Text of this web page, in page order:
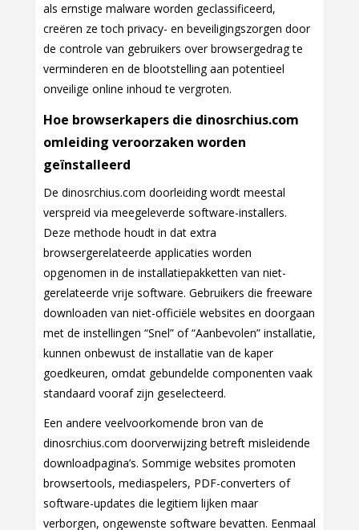
als ernstige malware worden geclassificeerd,
creëren ze toch privacy- en beveiligingszorgen door
de controle van gebruikers over browsergedrag te
verminderen en de blootstelling aan potentieel
onveilige online inhoud te vergroten.
Hoe browserkapers die dinosrchius.com
omleiding veroorzaken worden
geïnstalleerd
De dinosrchius.com doorleiding wordt meestal
verspreid via meegeleverde software-installers.
Deze methode houdt in dat extra
browsergerelateerde applicaties worden
opgenomen in de installatiepakketten van niet-
gerelateerde vrije software. Gebruikers die freeware
downloaden van niet-officiële websites en doorgaan
met de instellingen “Snel” of “Aanbevolen” installatie,
kunnen onbewust de installatie van de kaper
goedkeuren, omdat gebundelde componenten vaak
standaard vooraf zijn geselecteerd.
Een andere veelvoorkomende bron van de
dinosrchius.com doorverwijzing betreft misleidende
downloadpagina’s. Sommige websites promoten
browsertools, mediaspelers, PDF-converters of
software-updates die legitiem lijken maar
verborgen, ongewenste software bevatten. Eenmaal